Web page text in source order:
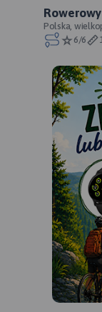
Poznania
Polska,
6/6